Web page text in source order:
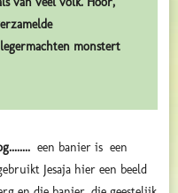
legermachten monstert
een banier is een
Jesaja hier een beeld